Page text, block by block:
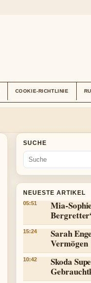
COOKIE-RICHTLINIE
SUCHE
NEUESTE ARTIKEL
05:51
Mia-
15:24
Sarah
Vermögen
10:42
Skoda